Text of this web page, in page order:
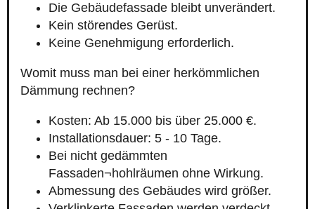
Die Gebäudefassade bleibt unverändert.
Kein störendes Gerüst.
Keine Genehmigung erforderlich.
Womit muss man bei einer herkömmlichen
Dämmung rechnen?
Kosten: Ab 15.000 bis über 25.000 €.
Installationsdauer: 5 - 10 Tage.
Bei nicht gedämmten
Fassaden¬hohlräumen ohne Wirkung.
Abmessung des Gebäudes wird größer.